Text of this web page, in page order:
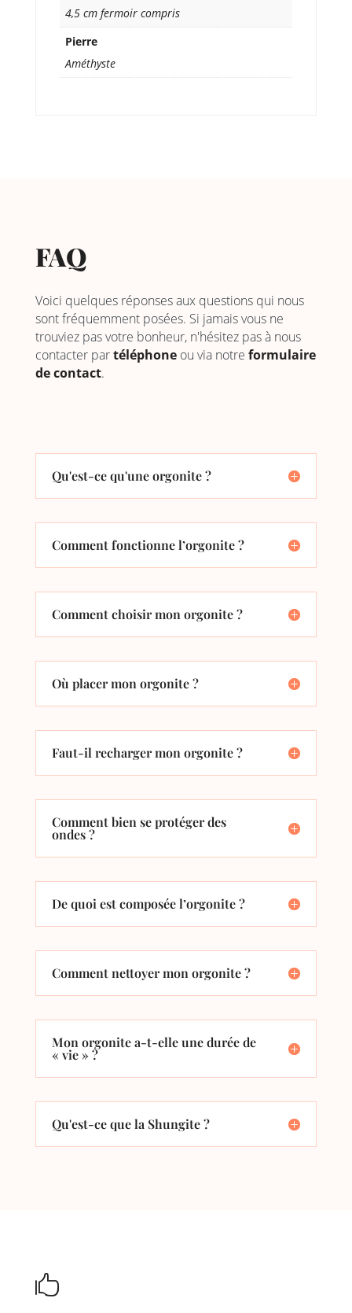
4,5 cm fermoir compris
Pierre
Améthyste
FAQ
Voici quelques réponses aux questions qui nous
sont fréquemment posées. Si jamais vous ne
trouviez pas votre bonheur, n'hésitez pas à nous
contacter partéléphoneou via notre formulaire
de contact.
Qu'est-ce qu'une orgonite ?
Comment fonctionne l’orgonite ?
Comment choisir mon orgonite ?
Où placer mon orgonite ?
Faut-il recharger mon orgonite ?
Comment bien se protéger des
ondes ?
De quoi est composée l’orgonite ?
Comment nettoyer mon orgonite ?
Mon orgonite a-t-elle une durée de
« vie » ?
Qu'est-ce que la Shungite ?
